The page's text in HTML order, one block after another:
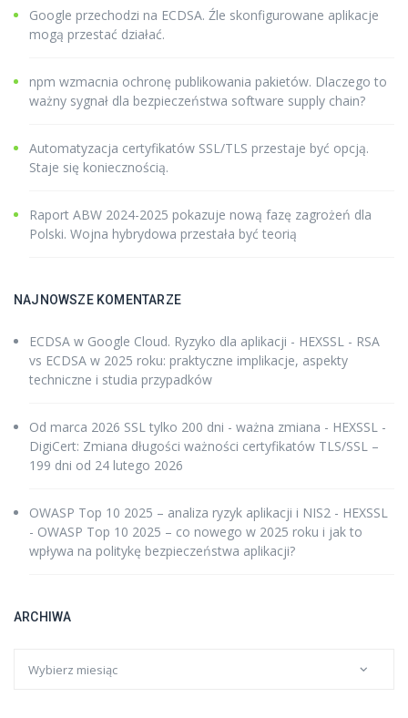
Google przechodzi na ECDSA. Źle skonfigurowane aplikacje
mogą przestać działać.
npm wzmacnia ochronę publikowania pakietów. Dlaczego to
ważny sygnał dla bezpieczeństwa software supply chain?
Automatyzacja certyfikatów SSL/TLS przestaje być opcją.
Staje się koniecznością.
Raport ABW 2024-2025 pokazuje nową fazę zagrożeń dla
Polski. Wojna hybrydowa przestała być teorią
NAJNOWSZE KOMENTARZE
ECDSA w Google Cloud. Ryzyko dla aplikacji - HEXSSL - RSA
vs ECDSA w 2025 roku: praktyczne implikacje, aspekty
techniczne i studia przypadków
Od marca 2026 SSL tylko 200 dni - ważna zmiana - HEXSSL -
DigiCert: Zmiana długości ważności certyfikatów TLS/SSL –
199 dni od 24 lutego 2026
OWASP Top 10 2025 – analiza ryzyk aplikacji i NIS2 - HEXSSL
- OWASP Top 10 2025 – co nowego w 2025 roku i jak to
wpływa na politykę bezpieczeństwa aplikacji?
ARCHIWA